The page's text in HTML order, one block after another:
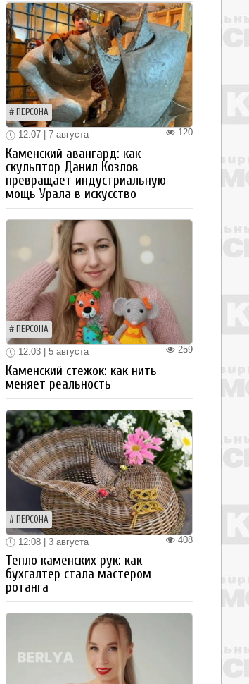
ПЕРСОНА
120
12:07 | 7 августа
Каменский авангард: как
скульптор Данил Козлов
превращает индустриальную
мощь Урала в искусство
ПЕРСОНА
259
12:03 | 5 августа
Каменский стежок: как нить
меняет реальность
ПЕРСОНА
408
12:08 | 3 августа
Тепло каменских рук: как
бухгалтер стала мастером
ротанга